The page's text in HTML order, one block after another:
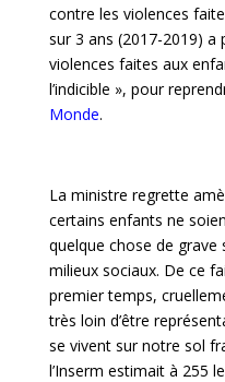
contre les violences
sur 3 ans (2017-2019)
violences faites aux
l’indicible », pour
Monde.
La ministre regrette
certains enfants ne
quelque chose de
milieux sociaux. De ce
premier temps,
très loin d’être
se vivent sur notre sol
l’Inserm estimait à 255